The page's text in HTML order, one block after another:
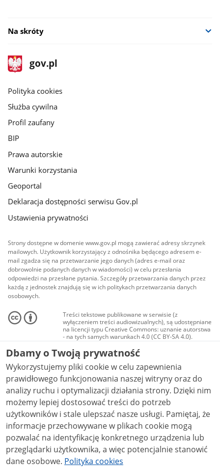
Na skróty
stopka
gov.pl
Strona
gov.pl
gov.pl
Polityka cookies
Służba cywilna
Profil zaufany
BIP
Prawa autorskie
Warunki korzystania
Geoportal
Deklaracja dostępności serwisu Gov.pl
Ustawienia prywatności
Strony dostępne w domenie www.gov.pl mogą zawierać adresy skrzynek
mailowych. Użytkownik korzystający z odnośnika będącego adresem e-
mail zgadza się na przetwarzanie jego danych (adres e-mail oraz
dobrowolnie podanych danych w wiadomości) w celu przesłania
odpowiedzi na przesłane pytania. Szczegóły przetwarzania danych przez
każdą z jednostek znajdują się w ich politykach przetwarzania danych
osobowych.
Treści tekstowe publikowane w serwisie (z
wyłączeniem treści audiowizualnych), są udostępniane
na licencji typu Creative Commons: uznanie autorstwa
- na tych samych warunkach 4.0 (CC BY-SA 4.0).
Materiały audiowizualne, w tym zdjęcia, materiały
audio i wideo, są udostępniane na licencji typu
Creative Commons: uznanie autorstwa użycie
niekomercyjne - bez utworów zależnych 4.0 (CC BY-
NC-ND 4.0), o ile nie jest to stwierdzone inaczej.
Dbamy o Twoją prywatność
Wykorzystujemy pliki cookie w celu zapewnienia
prawidłowego funkcjonowania naszej witryny oraz do
analizy ruchu i optymalizacji działania strony. Dzięki nim
możemy lepiej dostosować treści do potrzeb
użytkowników i stale ulepszać nasze usługi. Pamiętaj, że
informacje przechowywane w plikach cookie mogą
pozwalać na identyfikację konkretnego urządzenia lub
przeglądarki użytkownika, a więc potencjalnie stanowić
dane osobowe. Polityka cookies